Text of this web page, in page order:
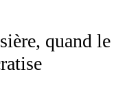
quand le